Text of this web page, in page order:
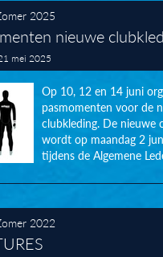
2025
nieuwe
mei 2025
Op 10, 12 en 14 juni
pasmomenten voor de
clubkleding. De nieuwe
wordt op maandag 2
tijdens de Algemene
2022